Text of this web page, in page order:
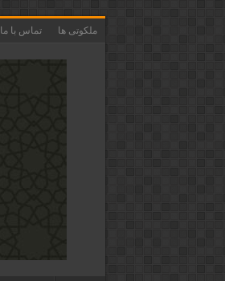
ملکوتی ها تماس با ما